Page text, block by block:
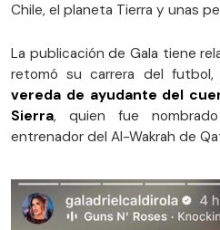
Chile, el planeta Tierra y unas
La publicación de Gala tiene
retomó su carrera del futbol,
vereda de ayudante del
Sierra, quien fue
entrenador del Al-Wakrah de